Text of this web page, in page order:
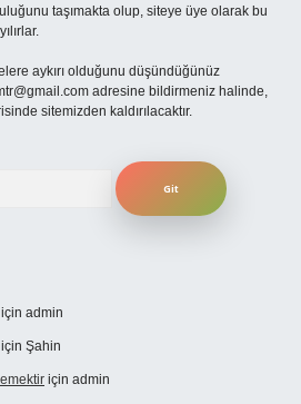
taşımakta olup, siteye üye olarak bu
aykırı olduğunu düşündüğünüz
adresine bildirmeniz halinde,
sitemizden kaldırılacaktır.
için admin
için Şahin
için admin